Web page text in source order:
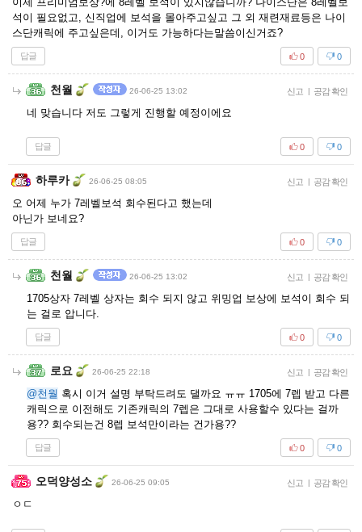
석이 필요없고, 신직업에 보석을 몰아주고싶고 그 외 재련재료등은 나이
스단캐릭에 주고싶은데, 이거도 가능하다는말씀이신거죠?
답글 0
0
천월 26-06-25 13:02 신고 | 공감 확인
네 맞습니다 저도 그렇게 진행할 예정이에요
답글 0
0
하루카 26-06-25 08:05 신고 | 공감 확인
오 어제 누가 7레벨보석 회수된다고 했는데
아닌가 보네요?
답글 0
0
천월 26-06-25 13:02 신고 | 공감 확인
1705상자 7레벨 상자는 회수 되지 않고 위밍업 보상에 보석이 회수 되
는 걸로 압니다.
답글 0
0
로요 26-06-25 22:18 신고 | 공감 확인
@천월 혹시 이거 설명 부탁드려도 댈까요 ㅠㅠ 1705에 7렙 받고 다른
캐릭으로 이전해도 기존캐릭의 7렙은 그대로 사용할수 있다는 걸까
용?? 회수되는건 8렙 보석만이라는 건가용??
답글 0
0
오덕양성소 26-06-25 09:05 신고 | 공감 확인
ㅇㄷ